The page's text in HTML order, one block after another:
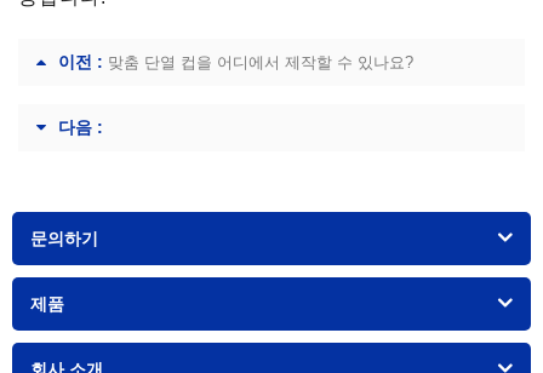
이전 : 맞춤 단열 컵을 어디에서 제작할 수 있나요?
다음 :
문의하기
제품